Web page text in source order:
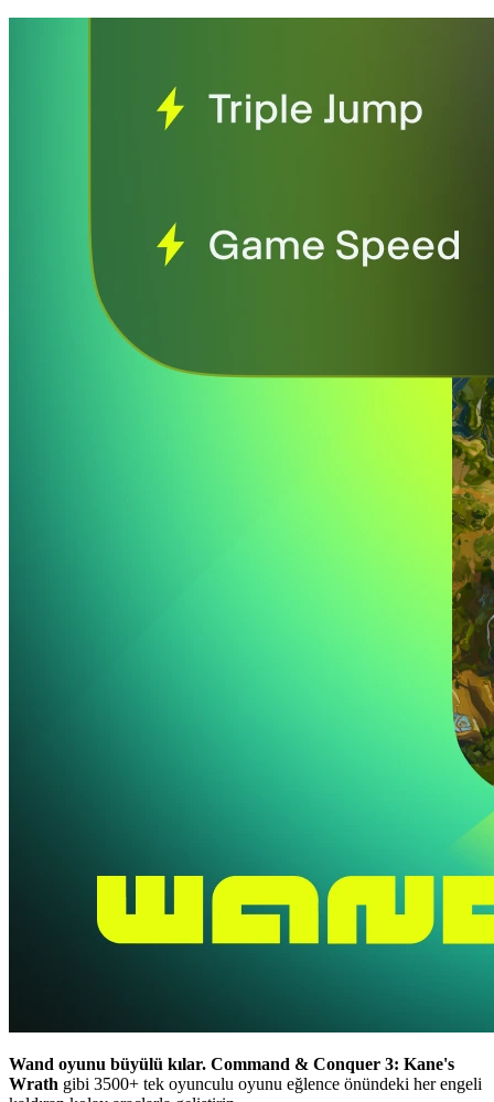
Wand oyunu büyülü kılar. Command & Conquer 3: Kane's
Wrath gibi 3500+ tek oyunculu oyunu eğlence önündeki her engeli